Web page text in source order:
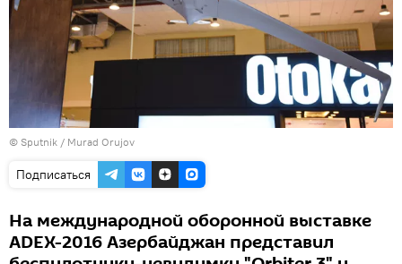
© Sputnik / Murad Orujov
Подписаться
На международной оборонной выставке
ADEX-2016 Азербайджан представил